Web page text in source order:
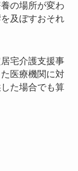
の場所が変わ
及ぼすおそれ
宅介護支援事
医療機関に対
た場合でも算